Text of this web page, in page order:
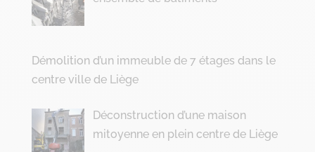
Démolition d’un immeuble de 7 étages dans le
centre ville de Liège
Déconstruction d’une maison
mitoyenne en plein centre de Liège